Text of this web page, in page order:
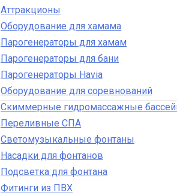
Аттракционы
Оборудование для хамама
Парогенераторы для хамам
Парогенераторы для бани
Парогенераторы Havia
Оборудование для соревнований
Скиммерные гидромассажные
Переливные СПА
Светомузыкальные фонтаны
Насадки для фонтанов
Подсветка для фонтана
Фитинги из ПВХ